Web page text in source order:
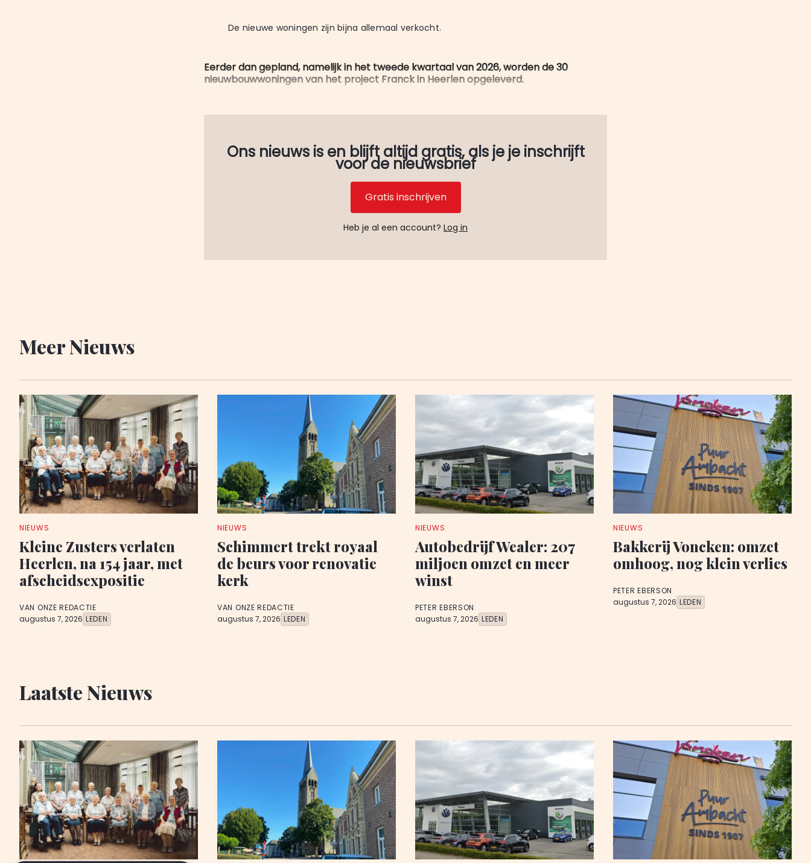
De nieuwe woningen zijn bijna allemaal verkocht.
Eerder dan gepland, namelijk in het tweede kwartaal van 2026, worden de 30
nieuwbouwwoningen van het project Franck in Heerlen opgeleverd.
Ons nieuws is en blijft altijd gratis, als je je inschrijft
voor de nieuwsbrief
Gratis inschrijven
Heb je al een account? Log in
Meer Nieuws
NIEUWS
Kleine Zusters verlaten
Heerlen, na 154 jaar, met
afscheidsexpositie
VAN ONZE REDACTIE
augustus 7, 2026 LEDEN
NIEUWS
Schimmert trekt royaal
de beurs voor renovatie
kerk
VAN ONZE REDACTIE
augustus 7, 2026 LEDEN
NIEUWS
Autobedrijf Wealer: 207
miljoen omzet en meer
winst
PETER EBERSON
augustus 7, 2026 LEDEN
NIEUWS
Bakkerij Voncken: omzet
omhoog, nog klein verlies
PETER EBERSON
augustus 7, 2026 LEDEN
Laatste Nieuws